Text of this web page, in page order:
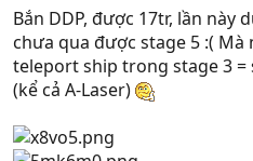
Bắn DDP, được 17tr, lần này
chưa qua được stage 5 :( Mà
teleport ship trong stage 3 =
(kể cả A-Laser)